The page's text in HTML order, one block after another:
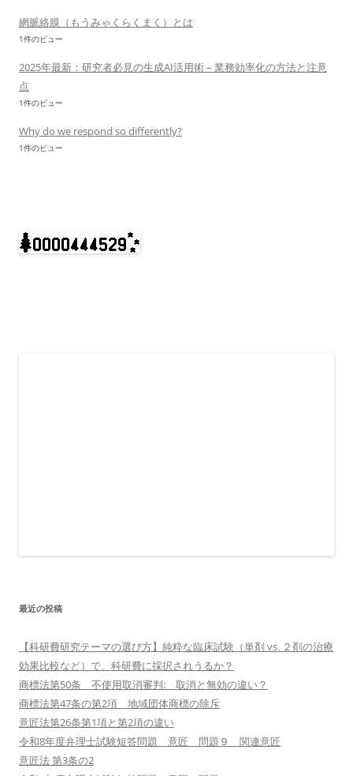
網脈絡膜（もうみゃくらくまく）とは
1件のビュー
2025年最新：研究者必見の生成AI活用術 – 業務効率化の方法と注意
点
1件のビュー
Why do we respond so differently?
1件のビュー
最近の投稿
【科研費研究テーマの選び方】純粋な臨床試験（単剤 vs. ２剤の治療
効果比較など）で、科研費に採択されうるか？
商標法第50条 不使用取消審判: 取消と無効の違い？
商標法第47条の第2項 地域団体商標の除斥
意匠法第26条第1項と第2項の違い
令和8年度弁理士試験短答問題 意匠 問題９ 関連意匠
意匠法 第3条の2